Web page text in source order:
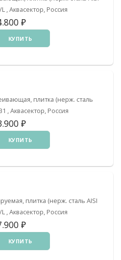
, Аквасектор, Россия
₽
КУПИТЬ
плитка (нерж. сталь
, Аквасектор, Россия
₽
КУПИТЬ
плитка (нерж. сталь AISI
, Аквасектор, Россия
₽
КУПИТЬ